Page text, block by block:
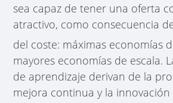
sea capaz de tener una oferta
atractivo, como consecuencia
del coste: máximas economías
mayores economías de escala.
de aprendizaje derivan de la
mejora continua y la innovación